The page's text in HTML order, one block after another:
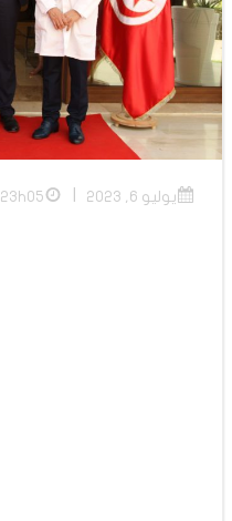
يوليو 6, 2023 23h05